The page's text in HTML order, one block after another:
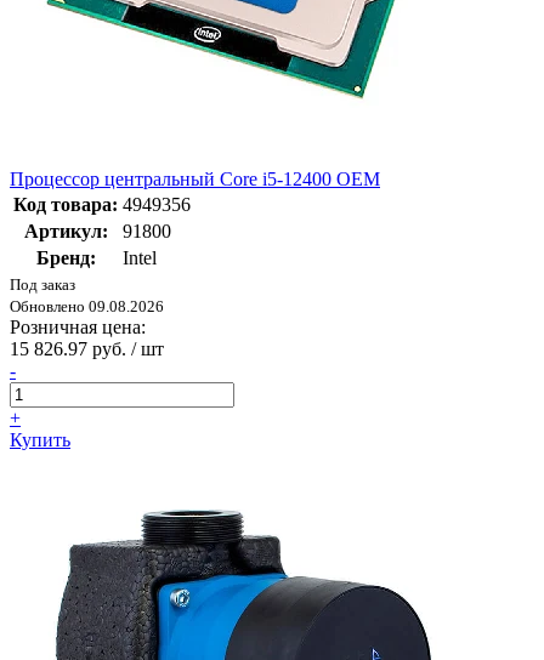
Процессор центральный Core i5-12400 OEM
Код товара: 4949356
Артикул:
91800
Бренд:
Intel
Под заказ
Обновлено 09.08.2026
Розничная цена:
15 826.97 руб. / шт
-
+
Купить